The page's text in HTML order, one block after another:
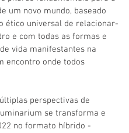
um novo mundo, baseado
ético universal de relacionar-
e com todas as formas e
vida manifestantes na
encontro onde todos
perspectivas de
se transforma e
no formato híbrido -